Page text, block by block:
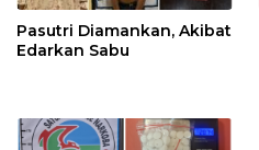
Pasutri Diamankan, Akibat
Edarkan Sabu